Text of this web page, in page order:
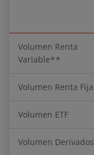
Volumen Renta
Variable**
Volumen Renta Fija
Volumen ETF
Volumen Derivados